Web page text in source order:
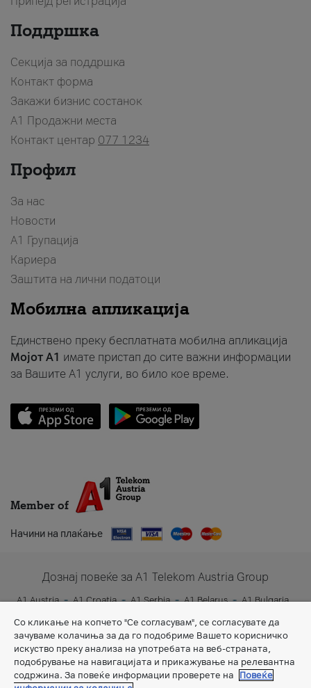
Поддршка
Секција за поддршка
Контакт форма
Закажи бизнис состанок
A1 Продажни места
Контакт центар 077 1234
Профил
За нас
Новости
А1 Групација
Кариера
Заштита на лични податоци
Мобилна апликација
Единствено преку бесплатната мобилна апликација
Мојот A1 имате пристап до сите важни информации
за Вашите A1 услуги, во било кое време.
Member of
Начини на плаќање
Дознај повеќе за A1 Telekom Austria Group
A1 Austria A1 Croatia A1 Serbia A1 Belarus
A1 Bulgaria
Со кликање на копчето "Се согласувам", се согласувате да
зачуваме колачиња за да го подобриме Вашето корисничко
искуство преку анализа на употребата на веб-страната,
подобрување на навигацијата и прикажување на релевантна
содржина. За повеќе информации проверете на
Повеќе